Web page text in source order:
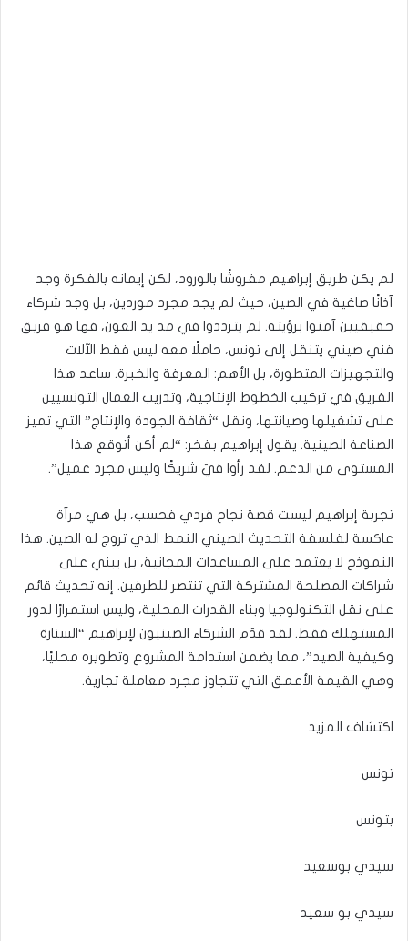
لم يكن طريق إبراهيم مفروشًا بالورود، لكن إيمانه بالفكرة وجد
آذانًا صاغية في الصين، حيث لم يجد مجرد موردين، بل وجد شركاء
حقيقيين آمنوا برؤيته. لم يترددوا في مد يد العون، فها هو فريق
فني صيني يتنقل إلى تونس، حاملًا معه ليس فقط الآلات
والتجهيزات المتطورة، بل الأهم: المعرفة والخبرة. ساعد هذا
الفريق في تركيب الخطوط الإنتاجية، وتدريب العمال التونسيين
على تشغيلها وصيانتها، ونقل “ثقافة الجودة والإنتاج” التي تميز
الصناعة الصينية. يقول إبراهيم بفخر: “لم أكن أتوقع هذا
المستوى من الدعم. لقد رأوا فيّ شريكًا وليس مجرد عميل”.
تجربة إبراهيم ليست قصة نجاح فردي فحسب، بل هي مرآة
عاكسة لفلسفة التحديث الصيني النمط الذي تروج له الصين. هذا
النموذج لا يعتمد على المساعدات المجانية، بل يبني على
شراكات المصلحة المشتركة التي تنتصر للطرفين. إنه تحديث قائم
على نقل التكنولوجيا وبناء القدرات المحلية، وليس استمرارًا لدور
المستهلك فقط. لقد قدّم الشركاء الصينيون لإبراهيم “السنارة
وكيفية الصيد”، مما يضمن استدامة المشروع وتطويره محليًا،
وهي القيمة الأعمق التي تتجاوز مجرد معاملة تجارية.
اكتشاف المزيد
تونس
بتونس
سيدي بوسعيد
سيدي بو سعيد